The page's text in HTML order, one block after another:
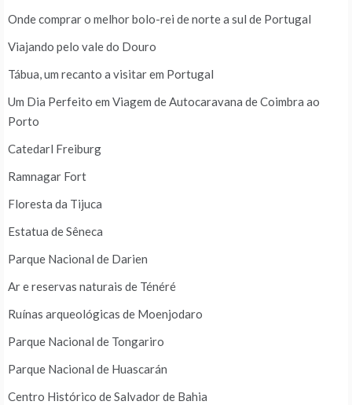
Onde comprar o melhor bolo-rei de norte a sul de Portugal
Viajando pelo vale do Douro
Tábua, um recanto a visitar em Portugal
Um Dia Perfeito em Viagem de Autocaravana de Coimbra ao
Porto
Catedarl Freiburg
Ramnagar Fort
Floresta da Tijuca
Estatua de Sêneca
Parque Nacional de Darien
Ar e reservas naturais de Ténéré
Ruínas arqueológicas de Moenjodaro
Parque Nacional de Tongariro
Parque Nacional de Huascarán
Centro Histórico de Salvador de Bahia